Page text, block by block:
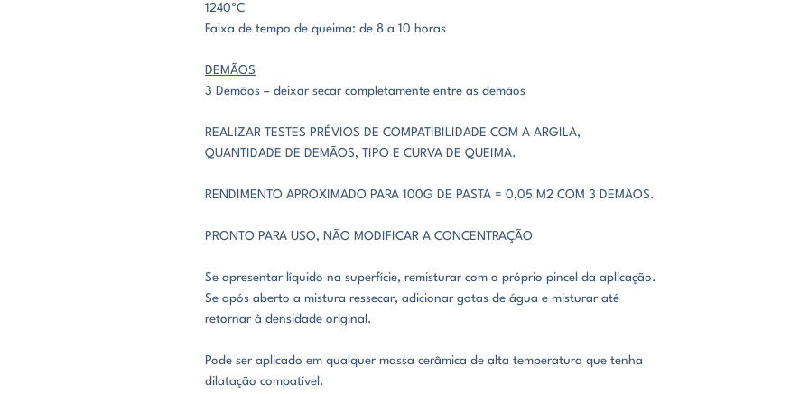
1240ºC
Faixa de tempo de queima: de 8 a 10 horas
DEMÃOS
3 Demãos – deixar secar completamente entre as demãos
REALIZAR TESTES PRÉVIOS DE COMPATIBILIDADE COM A ARGILA,
QUANTIDADE DE DEMÃOS, TIPO E CURVA DE QUEIMA.
RENDIMENTO APROXIMADO PARA 100G DE PASTA = 0,05 M2 COM 3 DEMÃOS.
PRONTO PARA USO, NÃO MODIFICAR A CONCENTRAÇÃO
Se apresentar líquido na superfície, remisturar com o próprio pincel da aplicação.
Se após aberto a mistura ressecar, adicionar gotas de água e misturar até
retornar à densidade original.
Pode ser aplicado em qualquer massa cerâmica de alta temperatura que tenha
dilatação compatível.